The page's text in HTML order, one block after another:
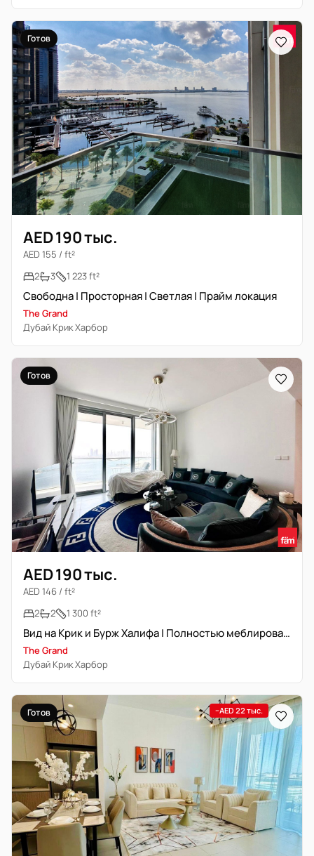
Готов
AED 190 тыс.
AED 155 / ft²
2
3 1 223 ft²
Свободна | Просторная | Светлая | Прайм локация
The Grand
Дубай Крик Харбор
Готов
AED 190 тыс.
AED 146 / ft²
2
2 1 300 ft²
Вид на Крик и Бурж Халифа | Полностью меблирована | Свободна
The Grand
Дубай Крик Харбор
Готов −AED 22 тыс.